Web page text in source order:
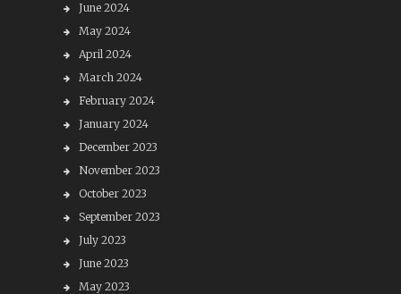
June 2024
May 2024
April 2024
March 2024
February 2024
January 2024
December 2023
November 2023
October 2023
September 2023
July 2023
June 2023
May 2023